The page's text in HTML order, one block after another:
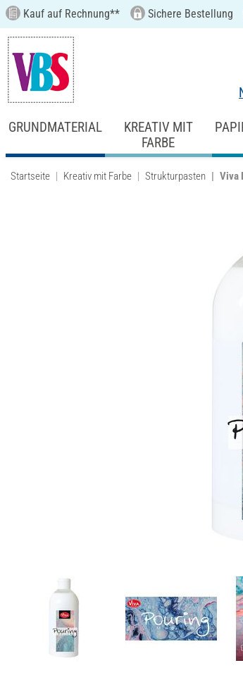
Kauf auf Rechnung** Sichere Bestellung
GRUNDMATERIAL
KREATIV MIT
FARBE
Startseite Kreativ mit Farbe Strukturpasten Viva